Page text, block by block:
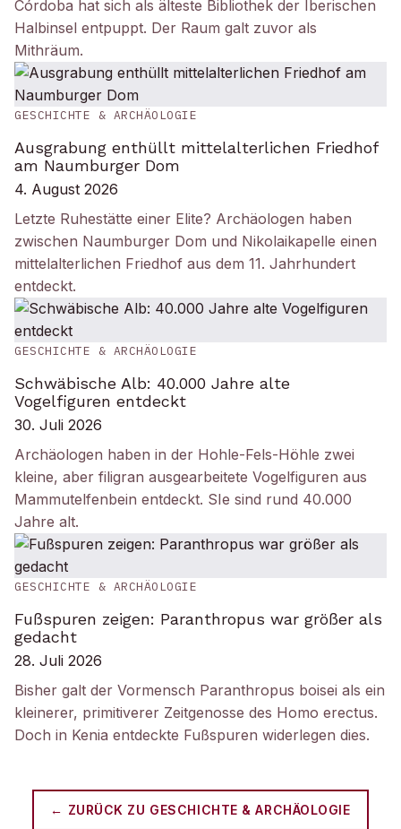
Córdoba hat sich als älteste Bibliothek der Iberischen
Halbinsel entpuppt. Der Raum galt zuvor als
Mithräum.
GESCHICHTE & ARCHÄOLOGIE
Ausgrabung enthüllt mittelalterlichen Friedhof
am Naumburger Dom
4. August 2026
Letzte Ruhestätte einer Elite? Archäologen haben
zwischen Naumburger Dom und Nikolaikapelle einen
mittelalterlichen Friedhof aus dem 11. Jahrhundert
entdeckt.
GESCHICHTE & ARCHÄOLOGIE
Schwäbische Alb: 40.000 Jahre alte
Vogelfiguren entdeckt
30. Juli 2026
Archäologen haben in der Hohle-Fels-Höhle zwei
kleine, aber filigran ausgearbeitete Vogelfiguren aus
Mammutelfenbein entdeckt. SIe sind rund 40.000
Jahre alt.
GESCHICHTE & ARCHÄOLOGIE
Fußspuren zeigen: Paranthropus war größer als
gedacht
28. Juli 2026
Bisher galt der Vormensch Paranthropus boisei als ein
kleinerer, primitiverer Zeitgenosse des Homo erectus.
Doch in Kenia entdeckte Fußspuren widerlegen dies.
← ZURÜCK ZU GESCHICHTE & ARCHÄOLOGIE